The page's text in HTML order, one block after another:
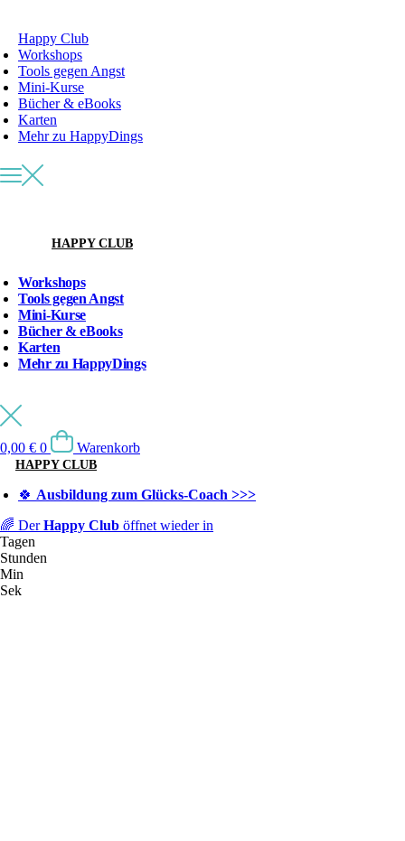
Happy Club
Workshops
Tools gegen Angst
Mini-Kurse
Bücher & eBooks
Karten
Mehr zu HappyDings
HAPPY CLUB
Workshops
Tools gegen Angst
Mini-Kurse
Bücher & eBooks
Karten
Mehr zu HappyDings
0,00 € 0 Warenkorb
HAPPY CLUB
🍀 Ausbildung zum Glücks-Coach >>>
🌈 DerHappy Club öffnet wieder in
Tagen
Stunden
Min
Sek